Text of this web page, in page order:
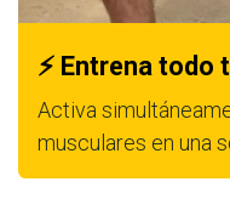
⚡ Entrena todo
Activa
musculares en una